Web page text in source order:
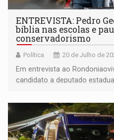
ENTREVISTA: Pedro
bíblia nas escolas e
conservadorismo
Política 20 de Julho de
Em entrevista ao
candidato a deputado
à gestão da segurança